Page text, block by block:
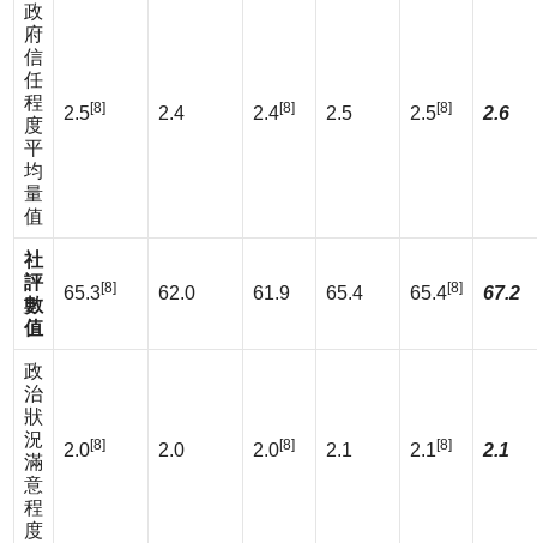
政
府
信
任
程
度
平
均
量
值
2.5[8] 2.4 2.4[8] 2.5 2.5[8] 2.6
社
評
數
值
65.3[8] 62.0 61.9 65.4 65.4[8] 67.2
政
治
狀
況
滿
意
程
度
2.0[8] 2.0 2.0[8] 2.1 2.1 [8] 2.1